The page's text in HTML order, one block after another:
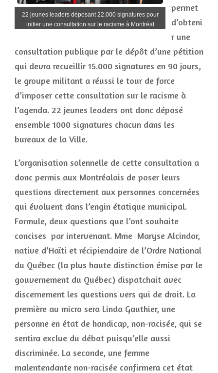
22 jeunes leaders déposant 22.000 signatures pour
initier une consultation sur le racisme à Montréal
permet
d’obteni
r une
consultation publique par le dépôt d’une pétition
qui devra recueillir 15.000 signatures en 90 jours,
le groupe militant a réussi le tour de force
d’imposer cette consultation sur le racisme à
l’agenda. 22 jeunes leaders ont donc déposé
ensemble 1000 signatures chacun dans les
bureaux de la Ville.
L’organisation solennelle de cette consultation a
donc permis aux Montréalais de poser leurs
questions directement aux personnes concernées
qui évoluent dans l’engin étatique municipal.
Formule, deux questions que l’ont souhaite
concises par intervenant. Mme Maryse Alcindor,
native d’Haïti et récipiendaire de l’Ordre National
du Québec (la plus haute distinction émise par le
gouvernement du Québec) dispatchait avec
discernement les questions vers qui de droit. La
première au micro sera Linda Gauthier, une
personne en état de handicap, non-racisée, qui se
sentira exclue du débat puisqu’elle aussi
discriminée. La seconde, une femme
malentendante non-racisée confirmera cet état